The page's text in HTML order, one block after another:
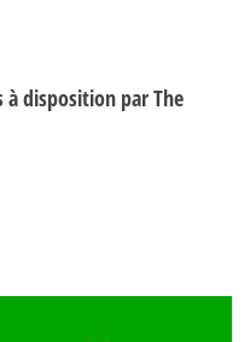
disposition par The